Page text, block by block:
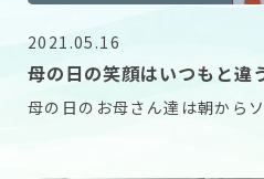
2021.05.16
母の日の笑顔はいつもと違
母の日のお母さん達は朝から